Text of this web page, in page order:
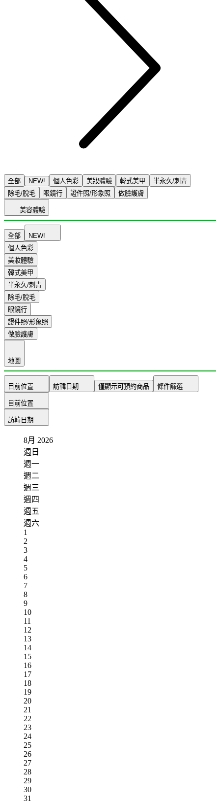
全部 NEW! 個人色彩 美妝體驗 韓式美甲
半永久/刺青
除毛/脫毛
眼鏡行 證件照/形象照 做臉護膚
美容體驗
全部
NEW!
個人色彩
美妝體驗
韓式美甲
半永久/刺青
除毛/脫毛
眼鏡行
證件照/形象照
做臉護膚
地圖
目前位置 訪韓日期 僅顯示可預約商品 條件篩選
目前位置
訪韓日期
8月 2026
週日
週一
週二
週三
週四
週五
週六
1
2
3
4
5
6
7
8
9
10
11
12
13
14
15
16
17
18
19
20
21
22
23
24
25
26
27
28
29
30
31